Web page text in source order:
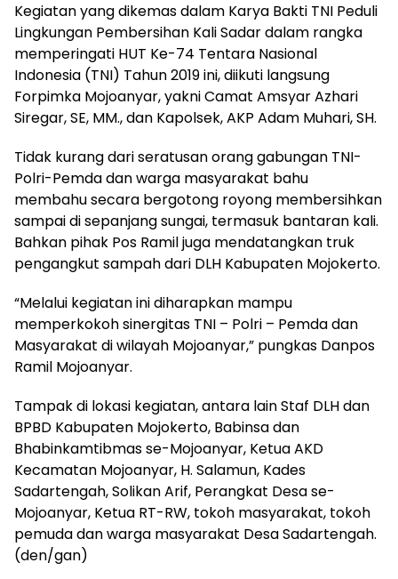
Kegiatan yang dikemas dalam Karya Bakti TNI Peduli
Lingkungan Pembersihan Kali Sadar dalam rangka
memperingati HUT Ke-74 Tentara Nasional
Indonesia (TNI) Tahun 2019 ini, diikuti langsung
Forpimka Mojoanyar, yakni Camat Amsyar Azhari
Siregar, SE, MM., dan Kapolsek, AKP Adam Muhari, SH.
Tidak kurang dari seratusan orang gabungan TNI-
Polri-Pemda dan warga masyarakat bahu
membahu secara bergotong royong membersihkan
sampai di sepanjang sungai, termasuk bantaran kali.
Bahkan pihak Pos Ramil juga mendatangkan truk
pengangkut sampah dari DLH Kabupaten Mojokerto.
“Melalui kegiatan ini diharapkan mampu
memperkokoh sinergitas TNI – Polri – Pemda dan
Masyarakat di wilayah Mojoanyar,” pungkas Danpos
Ramil Mojoanyar.
Tampak di lokasi kegiatan, antara lain Staf DLH dan
BPBD Kabupaten Mojokerto, Babinsa dan
Bhabinkamtibmas se-Mojoanyar, Ketua AKD
Kecamatan Mojoanyar, H. Salamun, Kades
Sadartengah, Solikan Arif, Perangkat Desa se-
Mojoanyar, Ketua RT-RW, tokoh masyarakat, tokoh
pemuda dan warga masyarakat Desa Sadartengah.
(den/gan)